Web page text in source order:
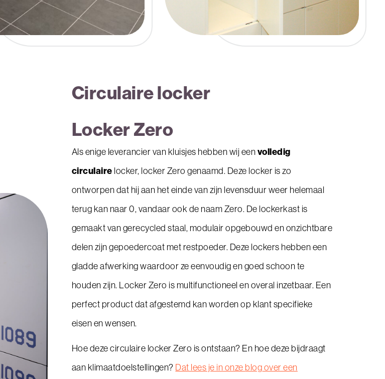
Circulaire locker
Locker Zero
Als enige leverancier van kluisjes hebben wij een volledig
circulaire locker, locker Zero genaamd. Deze locker is zo
ontworpen dat hij aan het einde van zijn levensduur weer helemaal
terug kan naar 0, vandaar ook de naam Zero. De lockerkast is
gemaakt van gerecycled staal, modulair opgebouwd en onzichtbare
delen zijn gepoedercoat met restpoeder. Deze lockers hebben een
gladde afwerking waardoor ze eenvoudig en goed schoon te
houden zijn. Locker Zero is multifunctioneel en overal inzetbaar. Een
perfect product dat afgestemd kan worden op klant specifieke
eisen en wensen.
Hoe deze circulaire locker Zero is ontstaan? En hoe deze bijdraagt
aan klimaatdoelstellingen? Dat lees je in onze blog over een